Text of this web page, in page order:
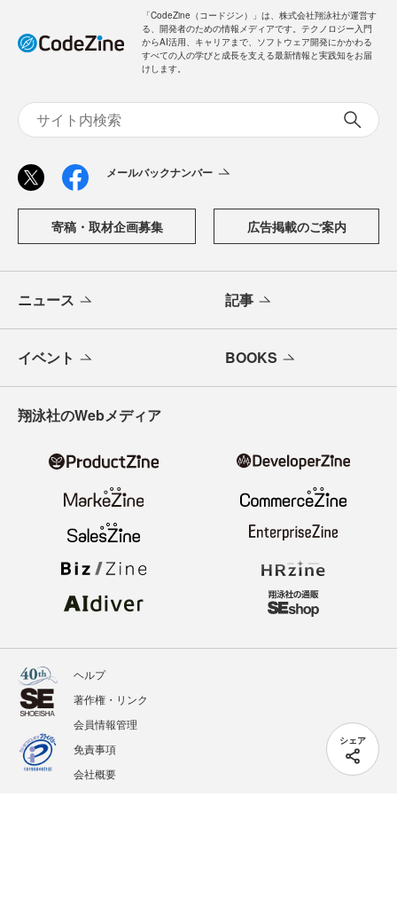
シェア
「CodeZine（コードジン）」は、株式会社翔泳社が運営す
る、開発者のための情報メディアです。テクノロジー入門
からAI活用、キャリアまで、ソフトウェア開発にかかわる
すべての人の学びと成長を支える最新情報と実践知をお届
けします。
メールバックナンバー
寄稿・取材企画募集 広告掲載のご案内
ニュース 記事
イベント BOOKS
翔泳社のWebメディア
ヘルプ
著作権・リンク
会員情報管理
免責事項
会社概要